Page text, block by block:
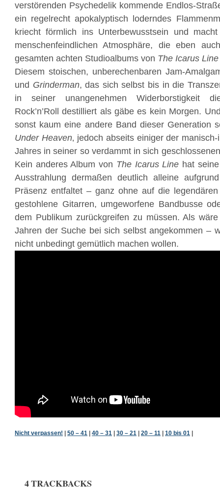
verstörenden Psychedelik kommende Endlos-
ein regelrecht apokalyptisch loderndes
kriecht förmlich ins Unterbewusstsein und
menschenfeindlichen Atmosphäre, die eben
gesamten achten Studioalbums von The Icarus Line
Diesem stoischen, unberechenbaren Jam-
und Grinderman, das sich selbst bis in die
in seiner unangenehmen Widerborstigkeit
Rock’n’Roll destilliert als gäbe es kein Morgen.
sonst kaum eine andere Band dieser Generation
Under Heaven‚ jedoch abseits einiger der
Jahres in seiner so verdammt in sich
Kein anderes Album von The Icarus Line hat
Ausstrahlung dermaßen deutlich alleine
Präsenz entfaltet – ganz ohne auf die
gestohlene Gitarren, umgeworfene Bandbusse
dem Publikum zurückgreifen zu müssen. Als
Jahren der Suche bei sich selbst angekommen –
nicht unbedingt gemütlich machen wollen.
Nicht verpassen! 50 – 41 40 – 31 30 – 21 20 – 11 10 bis 01
4 TRACKBACKS